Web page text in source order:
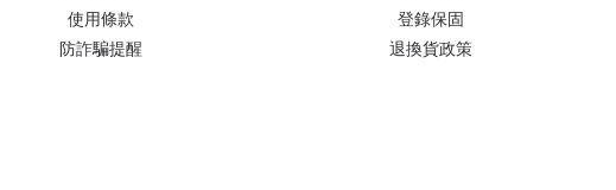
使用條款
防詐騙提醒
登錄保固
退換貨政策